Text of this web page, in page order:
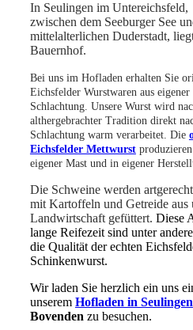
In Seulingen im Untereichsfeld,
zwischen dem Seeburger See
mittelalterlichen Duderstadt,
Bauernhof.
Bei uns im Hofladen erhalten Sie
Eichsfelder Wurstwaren aus eigener
Schlachtung. Unsere Wurst wird
althergebrachter Tradition direkt
Schlachtung warm verarbeitet. Die
Eichsfelder Mettwurst
eigener Mast und in eigener
Die Schweine werden
mit Kartoffeln und Getreide aus
Landwirtschaft gefüttert. Diese
lange Reifezeit sind unter
die Qualität der echten
Schinkenwurst.
Wir laden Sie herzlich ein uns
unserem Hofladen in Seulingen
Bovenden zu besuchen.